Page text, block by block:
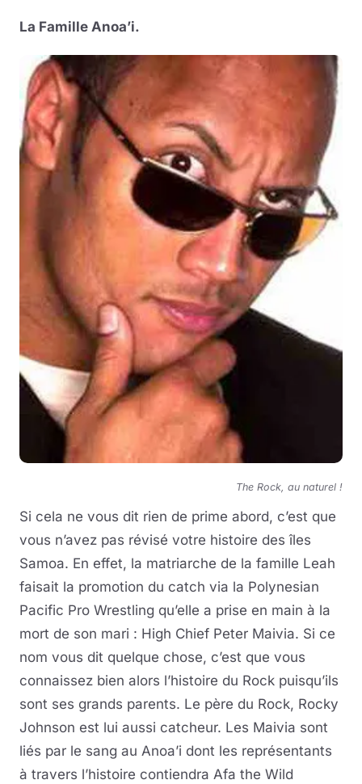
La Famille Anoa’i.
The Rock, au naturel !
Si cela ne vous dit rien de prime abord, c’est que
vous n’avez pas révisé votre histoire des îles
Samoa. En effet, la matriarche de la famille Leah
faisait la promotion du catch via la Polynesian
Pacific Pro Wrestling qu’elle a prise en main à la
mort de son mari : High Chief Peter Maivia. Si ce
nom vous dit quelque chose, c’est que vous
connaissez bien alors l’histoire du Rock puisqu’ils
sont ses grands parents. Le père du Rock, Rocky
Johnson est lui aussi catcheur. Les Maivia sont
liés par le sang au Anoa’i dont les représentants
à travers l’histoire contiendra Afa the Wild